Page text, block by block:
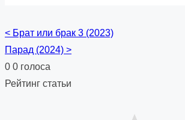
Posts
navigation
< Брат или брак 3 (2023)
Парад (2024) >
0 0 голоса
Рейтинг статьи